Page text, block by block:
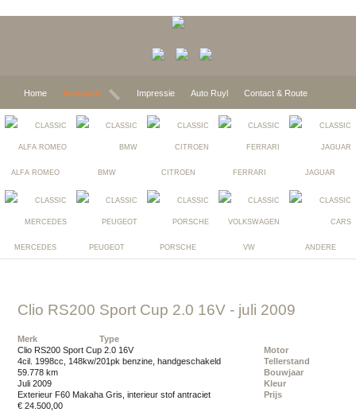
Home Verwacht Impressie Auto Ruyl Contact & Route
ALFA ROMEO BMW CITROEN FERRARI JAGUAR
MERCEDES PEUGEOT PORSCHE VW ANDERE
Clio RS200 Sport Cup 2.0 16V - juli 2009
Merk
Type
Clio RS200 Sport Cup 2.0 16V
Motor
4cil. 1998cc, 148kw/201pk benzine, handgeschakeld
Tellerstand
59.778 km
Bouwjaar
juli 2009
Kleur
exterieur F60 Makaha Gris, interieur stof antraciet
Prijs
€ 24.500,00